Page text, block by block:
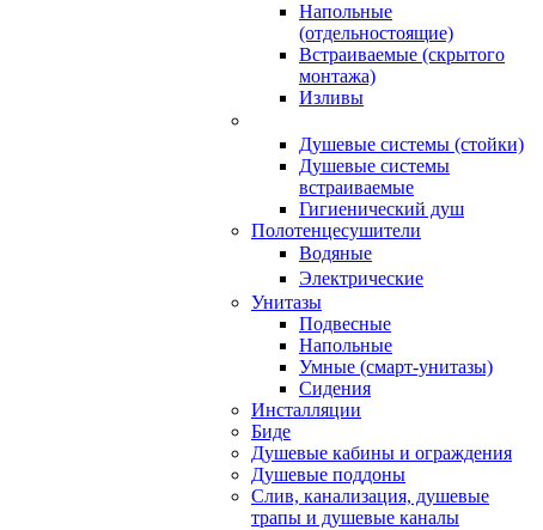
Напольные
(отдельностоящие)
Встраиваемые (скрытого
монтажа)
Изливы
Душевые системы (стойки)
Душевые системы
встраиваемые
Гигиенический душ
Полотенцесушители
ㅤВодяные
ㅤЭлектрические
Унитазы
Подвесные
Напольные
Умные (смарт-унитазы)
Сидения
Инсталляции
Биде
Душевые кабины и ограждения
Душевые поддоны
Слив, канализация, душевые
трапы и душевые каналы